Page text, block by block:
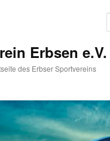
Erbsen e.V.
des Erbser Sportvereins